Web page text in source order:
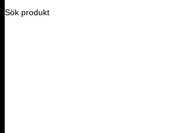
Sök produkt